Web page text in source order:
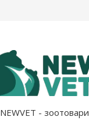
NEWVET - зоотовари